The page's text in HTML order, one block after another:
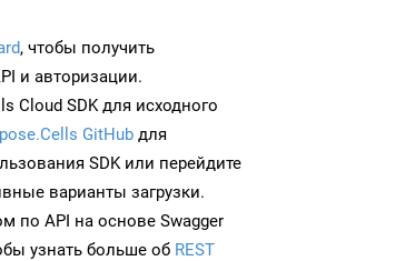
, чтобы получить
и авторизации.
Cloud SDK для исходного
GitHub для
SDK или перейдите
варианты загрузки.
по API на основе Swagger
узнать больше об REST